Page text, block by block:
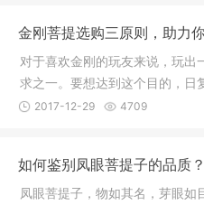
金刚菩提选购三原则，助力
对于喜欢金刚的玩友来说，玩出
求之一。要想达到这个目的，日
的，而在最
2017-12-29 4709
如何鉴别凤眼菩提子的品质
凤眼菩提子，物如其名，芽眼